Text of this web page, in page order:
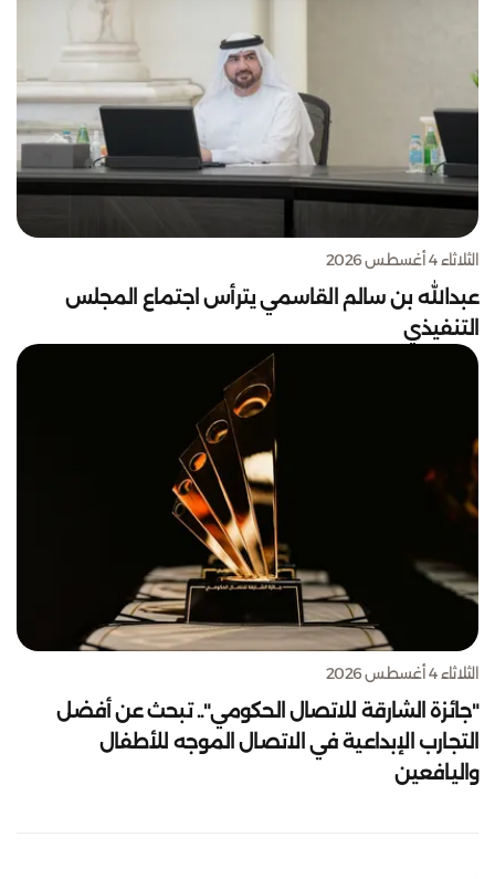
الثلاثاء 4 أغسطس 2026
عبدالله بن سالم القاسمي يترأس اجتماع المجلس
التنفيذي
الثلاثاء 4 أغسطس 2026
"جائزة الشارقة للاتصال الحكومي".. تبحث عن أفضل
التجارب الإبداعية في الاتصال الموجه للأطفال
واليافعين